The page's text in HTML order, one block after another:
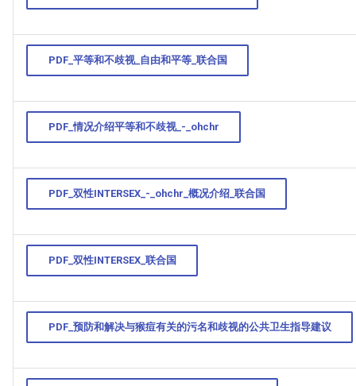
PDF_平等和不歧视_自由和平等_联合国
PDF_情况介绍平等和不歧视_-_ohchr
PDF_双性INTERSEX_-_ohchr_概况介绍_联合国
PDF_双性INTERSEX_联合国
PDF_预防和解决与猴痘有关的污名和歧视的公共卫生指导建议